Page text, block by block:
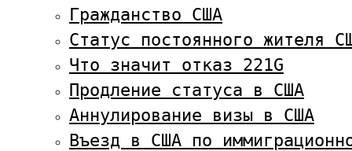
Гражданство США
Статус постоянного жителя
Что значит отказ 221G
Продление статуса в США
Аннулирование визы в США
Въезд в США по